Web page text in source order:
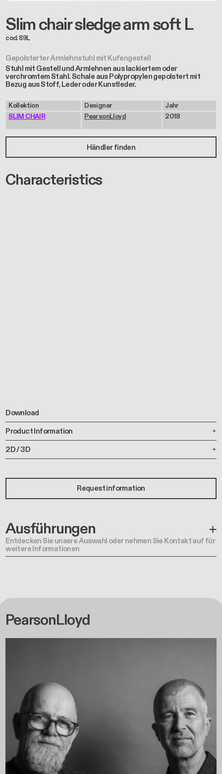
Slim chair sledge arm soft L
cod. 89L
Gepolsterter Armlehnstuhl mit Kufengestell
Stuhl mit Gestell und Armlehnen aus lackiertem oder
verchromtem Stahl. Schale aus Polypropylen gepolstert mit
Bezug aus Stoff, Leder oder Kunstleder.
Kollektion
SLIM CHAIR
Designer
PearsonLloyd
Jahr
2018
Händler finden
Characteristics
Download
Product Information
2D / 3D
Request information
Ausführungen
Entdecken Sie unsere Auswahl oder nehmen Sie Kontakt auf für
weitere Informationen
PearsonLloyd